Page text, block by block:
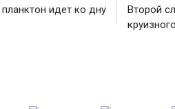
идет ко дну
Второй